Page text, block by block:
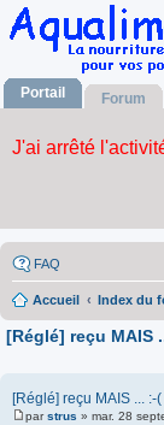
Portail Forum
FAQ
Accueil Index du
[Réglé] reçu MAIS
[Réglé] reçu MAIS ... :-(
parstrus » mar. 28